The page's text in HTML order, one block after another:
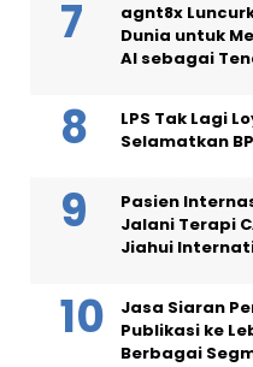
agnt8x
Dunia untuk
AI sebagai
LPS Tak Lagi
Selamatkan
Pasien
Jalani Terapi
Jiahui
Jasa Siaran
Publikasi ke
Berbagai